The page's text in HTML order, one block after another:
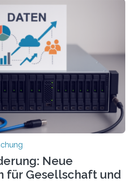
Identitätsbildung, die
den interkulturellen Austausch
Eisenzeit. Zum ersten Mal hat
eine umfassende
Technologie und Inhalte von
aus der phönizischen
Neue
für Gesellschaft und